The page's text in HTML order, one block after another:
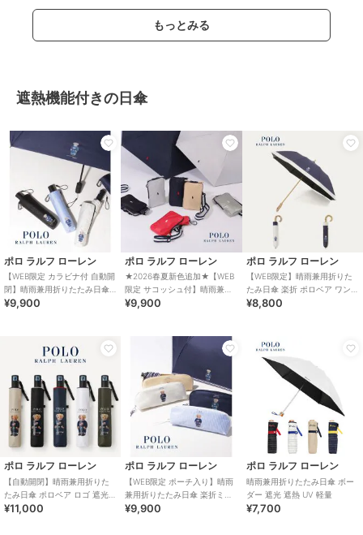
もっとみる
遮熱機能付きの日傘
ポロ ラルフ ローレン
【WEB限定 カラビナ付 自動開
閉】晴雨兼用折りたたみ日傘
ポロベア 遮光率100％ 遮熱 UV
¥9,900
ポロ ラルフ ローレン
★2026春夏新色追加★【WEB
限定 サコッシュ付】晴雨兼用
折りたたみ傘 ポロポニー 遮光
¥9,900
ポロ ラルフ ローレン
【WEB限定】晴雨兼用折りた
たみ日傘 楽折 ポロベア ワンポ
イント 遮光 遮熱 UV
¥8,800
ポロ ラルフ ローレン
【自動開閉】晴雨兼用折りた
たみ日傘 ポロベア ロゴ 遮光率
100％ 遮熱 UV 軽量 ユニセッ
¥11,000
ポロ ラルフ ローレン
【WEB限定 ポーチ入り】晴雨
兼用折りたたみ日傘 楽折ミニ
ポロベア 遮光率100％ 遮熱 UV
¥9,900
ポロ ラルフ ローレン
晴雨兼用折りたたみ日傘 ボー
ダー 遮光 遮熱 UV 軽量
¥7,700